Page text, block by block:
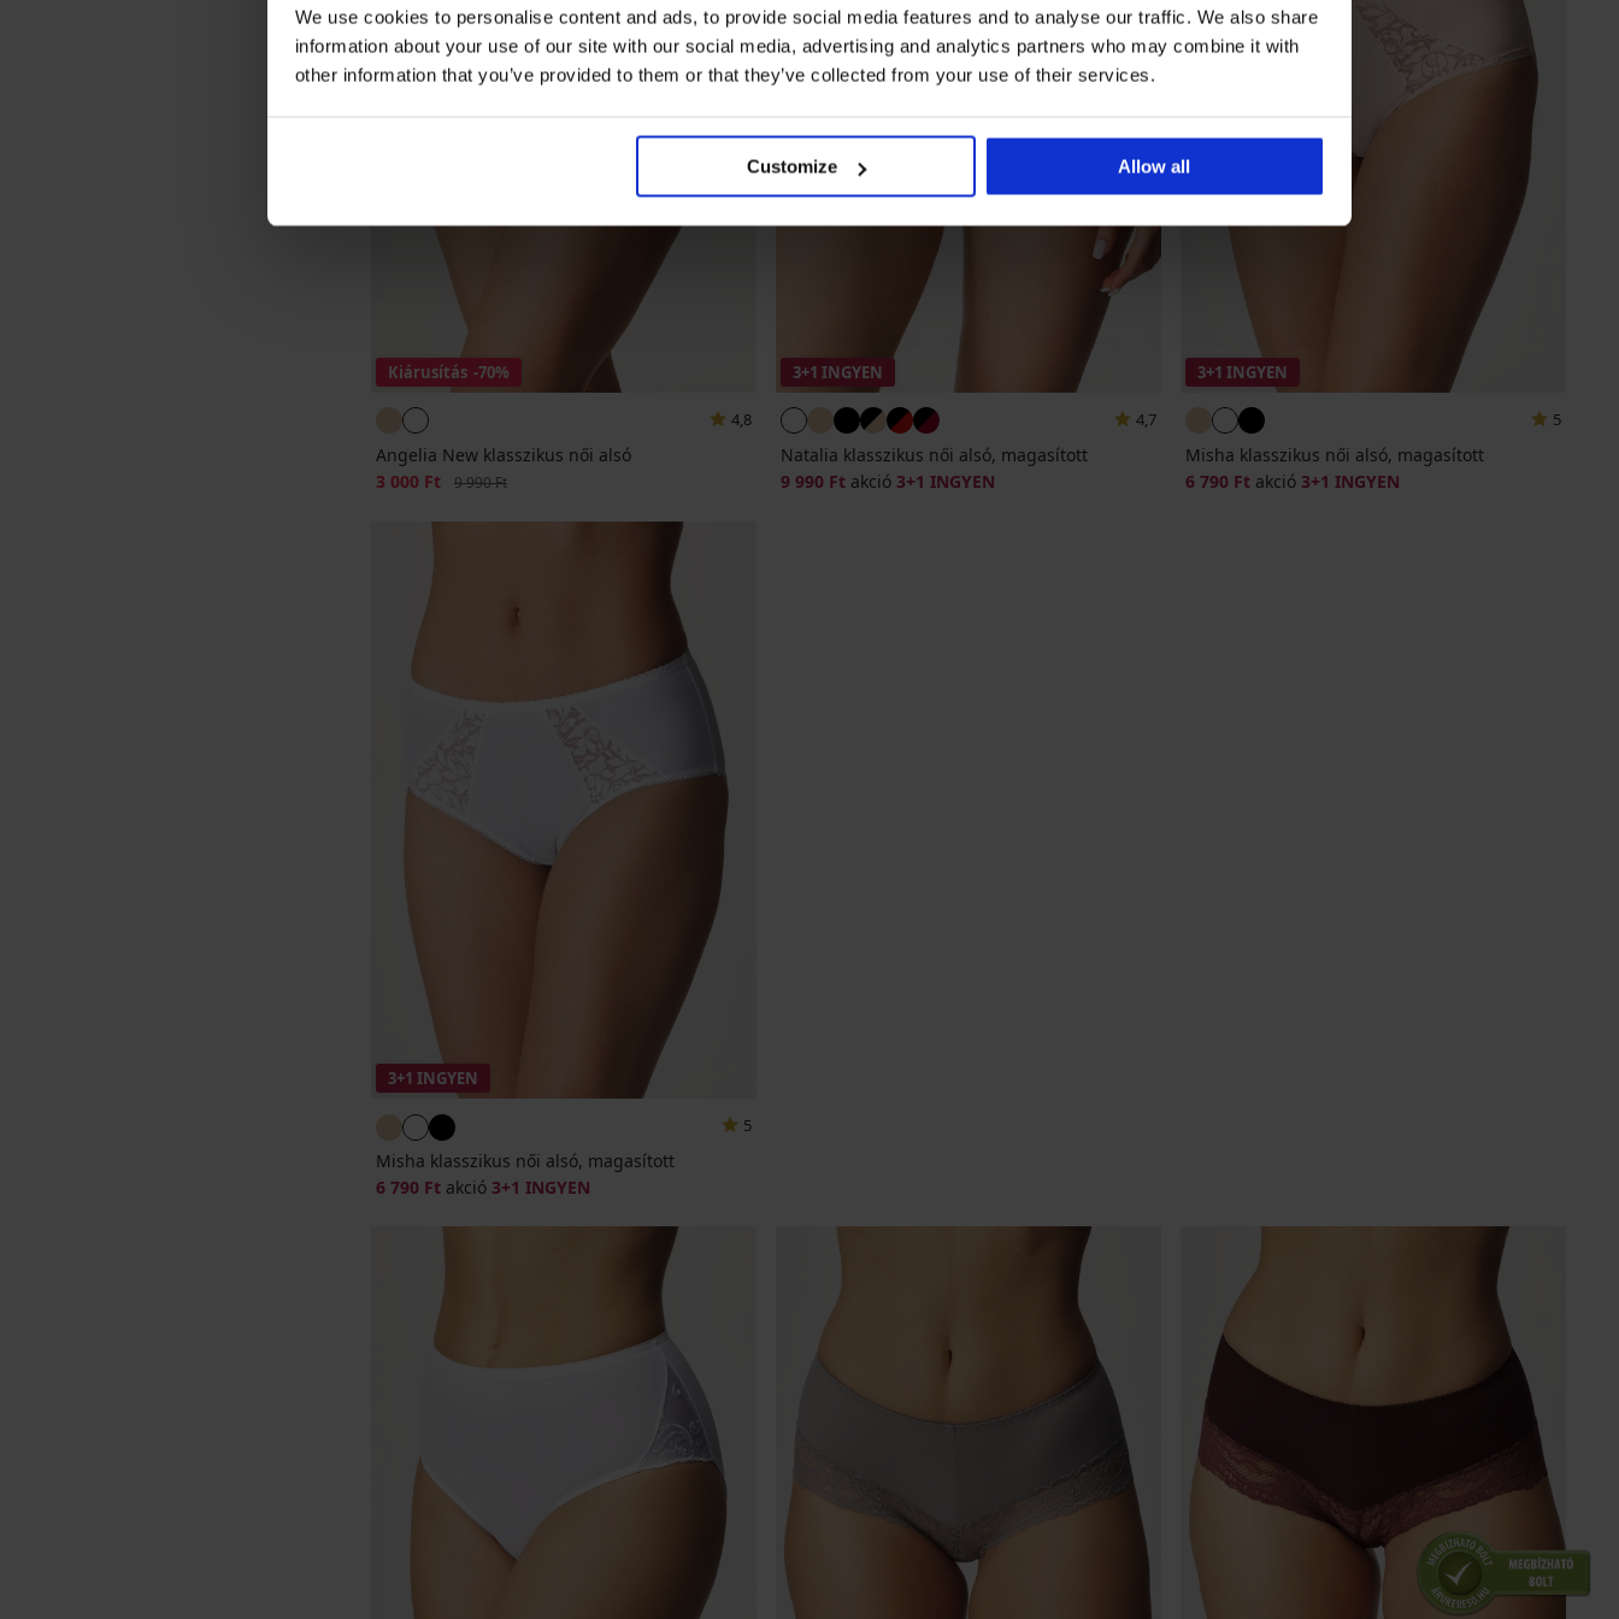
We use cookies to personalise content and ads, to provide social media features and to analyse our traffic. We also share
information about your use of our site with our social media, advertising and analytics partners who may combine it with
other information that you’ve provided to them or that they’ve collected from your use of their services.
Customize Allow all
Kiárusítás -70%
4,8
Angelia New klasszikus női alsó
Kedvezmény
3 000 Ft Eredeti ár
9 990 Ft
3+1 INGYEN
4,7
Natalia klasszikus női alsó, magasított
9 990 Ft akció 3+1 INGYEN
3+1 INGYEN
5
Misha klasszikus női alsó, magasított
6 790 Ft akció 3+1 INGYEN
3+1 INGYEN
5
Misha klasszikus női alsó, magasított
6 790 Ft akció 3+1 INGYEN